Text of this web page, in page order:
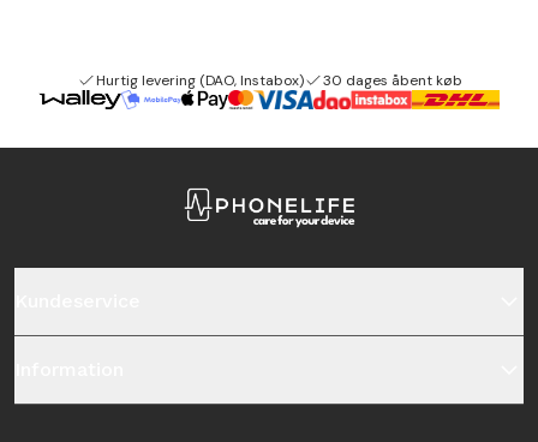
Hurtig levering (DAO, Instabox) 30 dages åbent køb